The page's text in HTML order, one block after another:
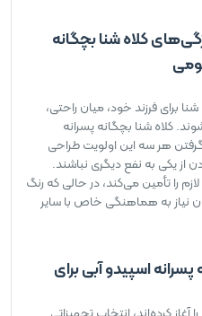
کلاه شنا بچگانه
برای فرزند خود، میان راحتی،
کلاه شنا بچگانه پسرانه
هر سه این اولویت طراحی
از یکی به نفع دیگری نباشند.
را تأمین می‌کند، در حالی که رنگ
نیاز به هماهنگی خاص با سایر
اسپیدو آبی برای